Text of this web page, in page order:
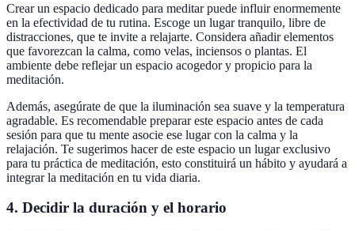
Crear un espacio dedicado para meditar puede influir enormemente
en la efectividad de tu rutina. Escoge un lugar tranquilo, libre de
distracciones, que te invite a relajarte. Considera añadir elementos
que favorezcan la calma, como velas, inciensos o plantas. El
ambiente debe reflejar un espacio acogedor y propicio para la
meditación.
Además, asegúrate de que la iluminación sea suave y la temperatura
agradable. Es recomendable preparar este espacio antes de cada
sesión para que tu mente asocie ese lugar con la calma y la
relajación. Te sugerimos hacer de este espacio un lugar exclusivo
para tu práctica de meditación, esto constituirá un hábito y ayudará a
integrar la meditación en tu vida diaria.
4. Decidir la duración y el horario